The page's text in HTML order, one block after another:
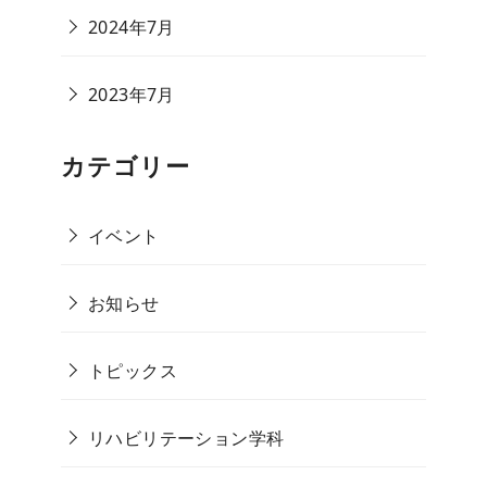
2024年7月
2023年7月
カテゴリー
イベント
お知らせ
トピックス
リハビリテーション学科